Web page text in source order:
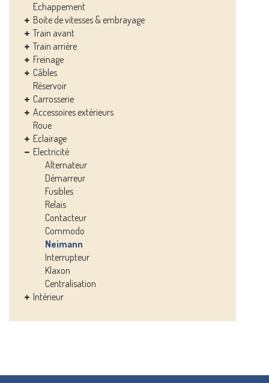
Echappement
Boite de vitesses & embrayage
Train avant
Train arrière
Freinage
Câbles
Réservoir
Carrosserie
Accessoires extérieurs
Roue
Eclairage
Electricité
Alternateur
Démarreur
Fusibles
Relais
Contacteur
Commodo
Neimann
Interrupteur
Klaxon
Centralisation
Intérieur